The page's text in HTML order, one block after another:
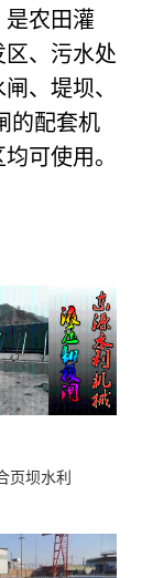
是农田灌
、污水处
、堤坝、
的配套机
可使用。
页坝水利